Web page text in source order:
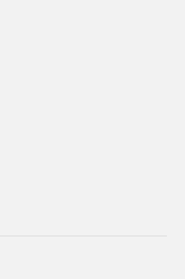
защищенности.
вариантом для
учреждениях,
использования.
доступа, к